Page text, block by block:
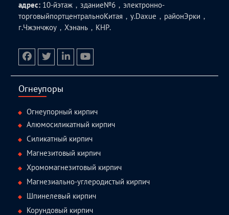
адрес: 10-йэтаж，здание№6，электронно-
торговыйпортцентральноКитая，у.Daxue，районЭрки，
г.Чжэнчжоу，Хэнань，КНР.
Огнеупоры
Огнеупорный кирпич
Алюмосиликатный кирпич
Силикатный кирпич
Магнезитовый кирпич
Хромомагнезитовый кирпич
Магнезиально-углеродистый кирпич
Шпинелевый кирпич
Корундовый кирпич